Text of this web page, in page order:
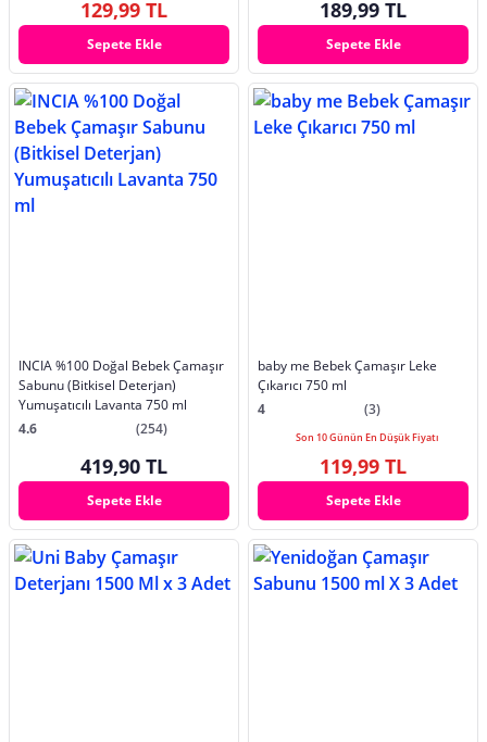
129,99 TL
Sepete Ekle
189,99 TL
Sepete Ekle
INCIA %100 Doğal Bebek Çamaşır
Sabunu (Bitkisel Deterjan)
Yumuşatıcılı Lavanta 750 ml
4.6
(254)
419,90 TL
Sepete Ekle
baby me Bebek Çamaşır Leke
Çıkarıcı 750 ml
4
(3)
Son 10 Günün En Düşük Fiyatı
119,99 TL
Sepete Ekle